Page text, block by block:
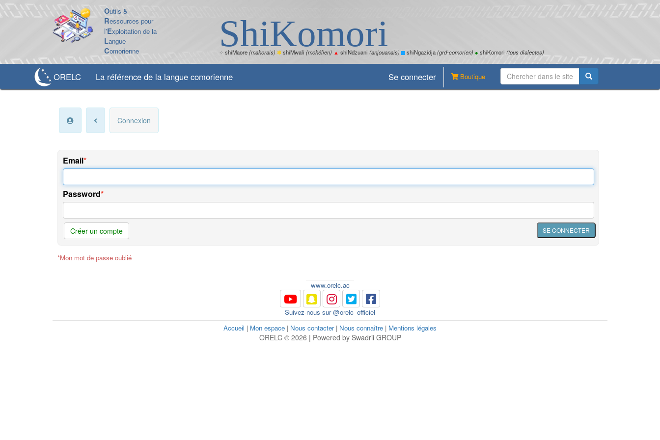
Outils &
Ressources pour
l'Exploitation de la
Langue
Comorienne ShiKomori
✧ shiMaore(mahorais) ✽shiMwali (mohélien) ▲ shiNdzuani (anjouanais) shiNgazidja(grd-comorien) ● shiKomori (tous dialectes)
ORELC La référence de la langue comorienne Boutique
Se connecter
Connexion
Email
Password
Créer un compte
*Mon mot de passe oublié
www.orelc.ac
Suivez-nous sur @orelc_officiel
Accueil | Mon espace | Nous contacter| Nous connaître | Mentions légales
ORELC © 2026 | Powered by Swadrii GROUP